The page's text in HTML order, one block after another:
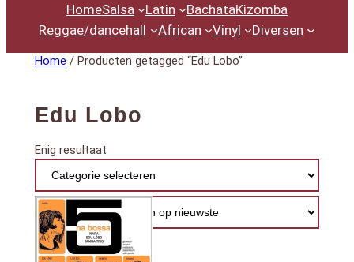
HomeSalsa Latin BachataKizomba
Reggae/dancehall
African Vinyl Diversen
Home / Producten getagged “Edu Lobo”
Edu Lobo
Enig resultaat